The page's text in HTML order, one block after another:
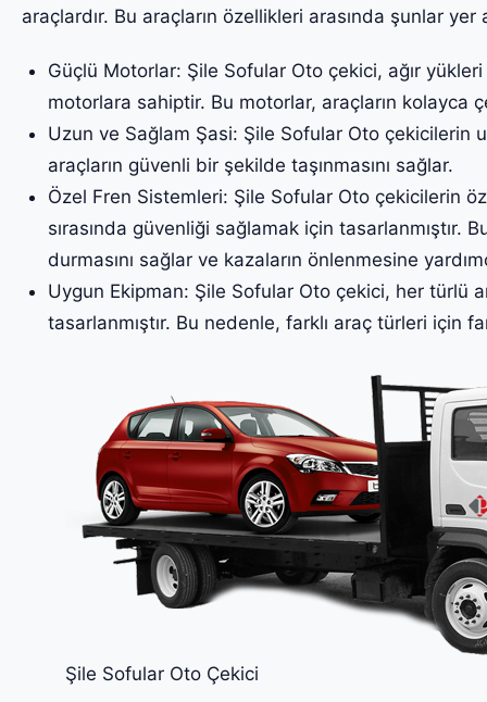
araçlardır. Bu araçların özellikleri arasında şunlar yer
Güçlü Motorlar: Şile Sofular Oto çekici, ağır
motorlara sahiptir. Bu motorlar, araçların kolayca
Uzun ve Sağlam Şasi: Şile Sofular Oto çekicilerin
araçların güvenli bir şekilde taşınmasını sağlar.
Özel Fren Sistemleri: Şile Sofular Oto çekicilerin
sırasında güvenliği sağlamak için tasarlanmıştır.
durmasını sağlar ve kazaların önlenmesine
Uygun Ekipman: Şile Sofular Oto çekici, her türlü
tasarlanmıştır. Bu nedenle, farklı araç türleri için
Şile Sofular Oto Çekici